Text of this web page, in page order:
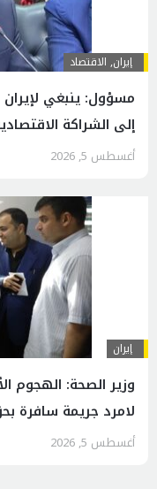
إيران, الاقتصاد
مسؤول: ينبغي لإيران
إلى الشراكة
أغسطس 5, 2026
إيران
وزير الصحة: الهجوم
لامرد جريمة سافرة
أغسطس 5, 2026